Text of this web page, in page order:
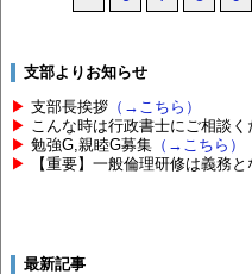
支部よりお知らせ
▶ 支部長挨拶 （→こちら）
▶ こんな時は行政書士にご相談く
▶ 勉強G,親睦G募集 （→こちら）
▶
【重要】一般倫理研修は義務と
最新記事